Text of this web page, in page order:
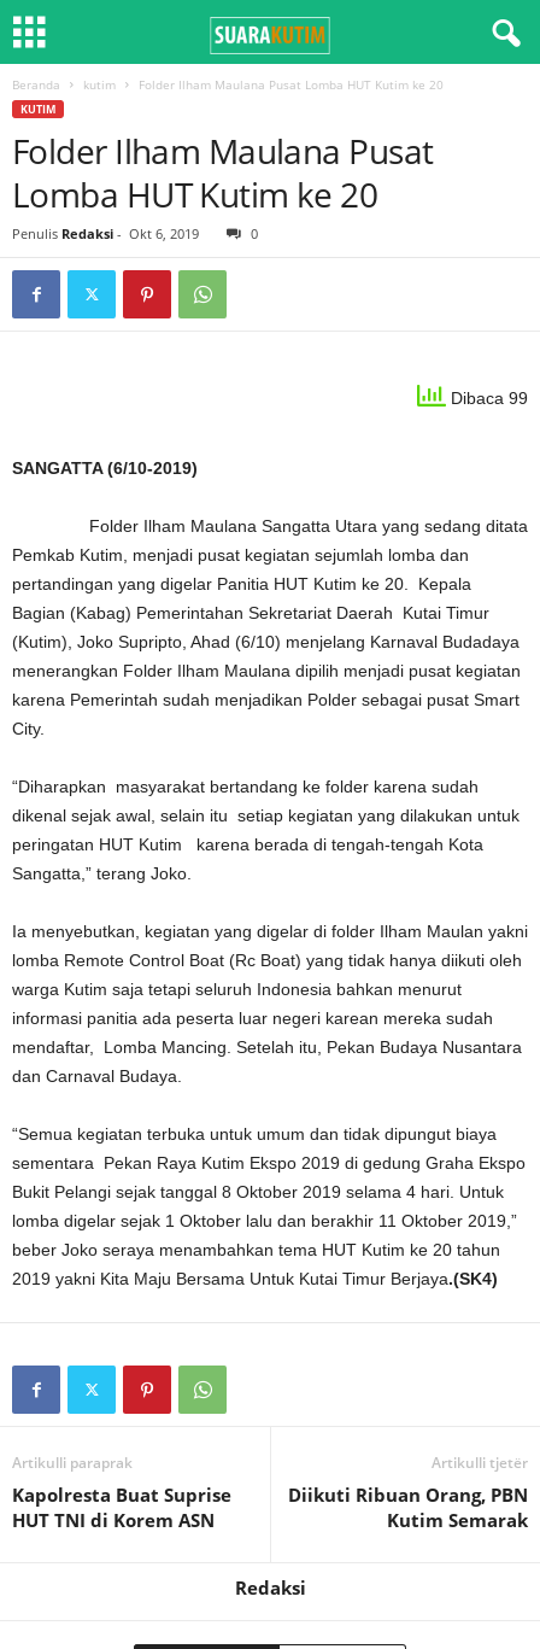
Beranda kutim Folder Ilham Maulana Pusat Lomba HUT Kutim ke 20
KUTIM
Folder Ilham Maulana Pusat
Lomba HUT Kutim ke 20
Penulis Redaksi - Okt 6, 2019 0
Dibaca 99
SANGATTA (6/10-2019)
Folder Ilham Maulana Sangatta Utara yang sedang ditata
Pemkab Kutim, menjadi pusat kegiatan sejumlah lomba dan
pertandingan yang digelar Panitia HUT Kutim ke 20. Kepala
Bagian (Kabag) Pemerintahan Sekretariat Daerah Kutai Timur
(Kutim), Joko Supripto, Ahad (6/10) menjelang Karnaval Budadaya
menerangkan Folder Ilham Maulana dipilih menjadi pusat kegiatan
karena Pemerintah sudah menjadikan Polder sebagai pusat Smart
City.
“Diharapkan masyarakat bertandang ke folder karena sudah
dikenal sejak awal, selain itu setiap kegiatan yang dilakukan untuk
peringatan HUT Kutim karena berada di tengah-tengah Kota
Sangatta,” terang Joko.
Ia menyebutkan, kegiatan yang digelar di folder Ilham Maulan yakni
lomba Remote Control Boat (Rc Boat) yang tidak hanya diikuti oleh
warga Kutim saja tetapi seluruh Indonesia bahkan menurut
informasi panitia ada peserta luar negeri karean mereka sudah
mendaftar, Lomba Mancing. Setelah itu, Pekan Budaya Nusantara
dan Carnaval Budaya.
“Semua kegiatan terbuka untuk umum dan tidak dipungut biaya
sementara Pekan Raya Kutim Ekspo 2019 di gedung Graha Ekspo
Bukit Pelangi sejak tanggal 8 Oktober 2019 selama 4 hari. Untuk
lomba digelar sejak 1 Oktober lalu dan berakhir 11 Oktober 2019,”
beber Joko seraya menambahkan tema HUT Kutim ke 20 tahun
2019 yakni Kita Maju Bersama Untuk Kutai Timur Berjaya.(SK4)
Artikulli paraprak
Kapolresta Buat Suprise
HUT TNI di Korem ASN
Artikulli tjetër
Diikuti Ribuan Orang, PBN
Kutim Semarak
Redaksi